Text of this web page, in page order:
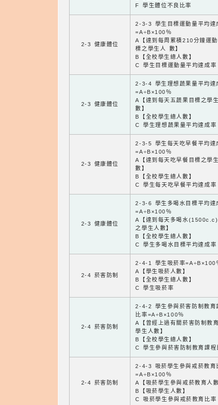
F 學生體位不良比率
2-3 健康體位
2-3-3 學生目標運動量平均達
=A÷B×100％
A【達到每周累積210分鐘運
標之學生人 數】
B【全校學生總人數】
C 學生目標運動量平均達成率
2-3 健康體位
2-3-4 學生理想蔬果量平均達
=A÷B×100％
A【達到每天五蔬果目標之學
數】
B【全校學生總人數】
C 學生理想蔬果量平均達成率
2-3 健康體位
2-3-5 學生每天吃早餐平均達
=A÷B×100％
A【達到每天吃早餐目標之學
數】
B【全校學生總人數】
C 學生每天吃早餐平均達成率
2-3 健康體位
2-3-6 學生多喝水目標平均達
=A÷B×100％
A【達到每天多喝水
之學生人數】
B【全校學生總人數】
C 學生多喝水目標平均達成率
2-4 菸害防制
2-4-1 學生吸菸率=A÷B×100
A【學生吸菸人數】
B【全校學生總人數】
C 學生吸菸率
2-4 菸害防制
2-4-2 學生參與菸害防制教育
比率=A÷B×100％
A【曾經上過有關菸害防制教
學生人數】
B【全校學生總人數】
C 學生參與菸害防制教育課程
2-4 菸害防制
2-4-3 吸菸學生參與戒菸教育
=A÷B×100％
A【吸菸學生參與戒菸教育人
B【吸菸學生人數】
C 吸菸學生參與戒菸教育比率